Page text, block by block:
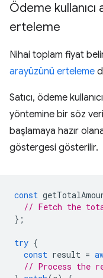
Ödeme kullanıcı
erteleme
Nihai toplam fiyat
arayüzünü erteleme
Satıcı, ödeme
yöntemine bir söz
başlamaya hazır
göstergesi gösterilir.
const
// Fetch the
};
try {
const result =
// Process the